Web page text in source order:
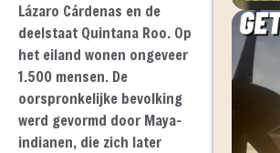
Lázaro Cárdenas en de
deelstaat Quintana Roo. Op
het eiland wonen ongeveer
1.500 mensen. De
oorspronkelijke bevolking
werd gevormd door Maya-
indianen, die zich later